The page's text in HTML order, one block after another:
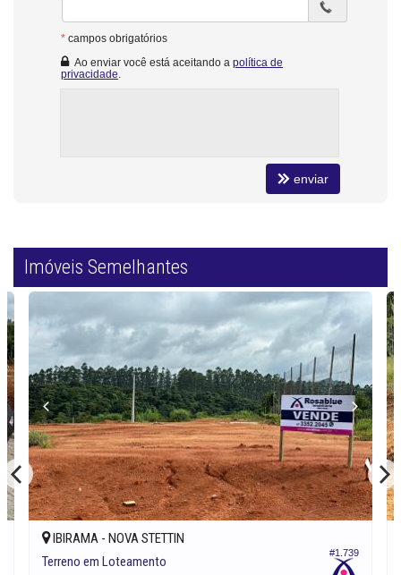
* campos obrigatórios
Ao enviar você está aceitando a política de
privacidade
enviar
Imóveis Semelhantes
#1.739
IBIRAMA - NOVA STETTIN
Terreno em Loteamento